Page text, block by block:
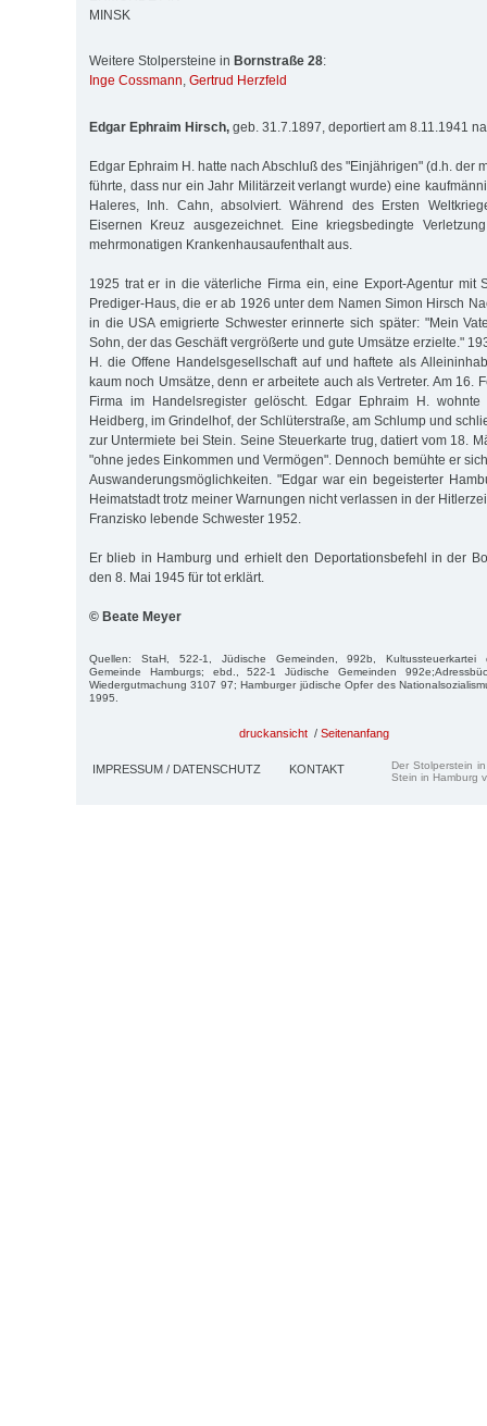
MINSK
Weitere Stolpersteine in Bornstraße 28:
Inge Cossmann, Gertrud Herzfeld
Edgar Ephraim Hirsch, geb. 31.7.1897, deportiert am 8.11.1941
Edgar Ephraim H. hatte nach Abschluß des "Einjährigen" (d.h. der
führte, dass nur ein Jahr Militärzeit verlangt wurde) eine
Haleres, Inh. Cahn, absolviert. Während des Ersten
Eisernen Kreuz ausgezeichnet. Eine kriegsbedingte
mehrmonatigen Krankenhausaufenthalt aus.
1925 trat er in die väterliche Firma ein, eine Export-Agentur mit
Prediger-Haus, die er ab 1926 unter dem Namen Simon Hirsch
in die USA emigrierte Schwester erinnerte sich später: "Mein
Sohn, der das Geschäft vergrößerte und gute Umsätze erzielte."
H. die Offene Handelsgesellschaft auf und haftete als
kaum noch Umsätze, denn er arbeitete auch als Vertreter. Am 16.
Firma im Handelsregister gelöscht. Edgar Ephraim H.
Heidberg, im Grindelhof, der Schlüterstraße, am Schlump und
zur Untermiete bei Stein. Seine Steuerkarte trug, datiert vom 18.
"ohne jedes Einkommen und Vermögen". Dennoch bemühte er
Auswanderungsmöglichkeiten. "Edgar war ein begeisterter
Heimatstadt trotz meiner Warnungen nicht verlassen in der
Franzisko lebende Schwester 1952.
Er blieb in Hamburg und erhielt den Deportationsbefehl in der
den 8. Mai 1945 für tot erklärt.
© Beate Meyer
Quellen: StaH, 522-1, Jüdische Gemeinden, 992b, Kultussteuerkartei
Gemeinde Hamburgs; ebd., 522-1 Jüdische Gemeinden
Wiedergutmachung 3107 97; Hamburger jüdische Opfer des
1995.
druckansicht / Seitenanfang
IMPRESSUM / DATENSCHUTZ KONTAKT
Der Stolperstein
Stein in Hamburg